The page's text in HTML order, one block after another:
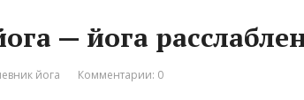
— йога
йога Комментарии: 0